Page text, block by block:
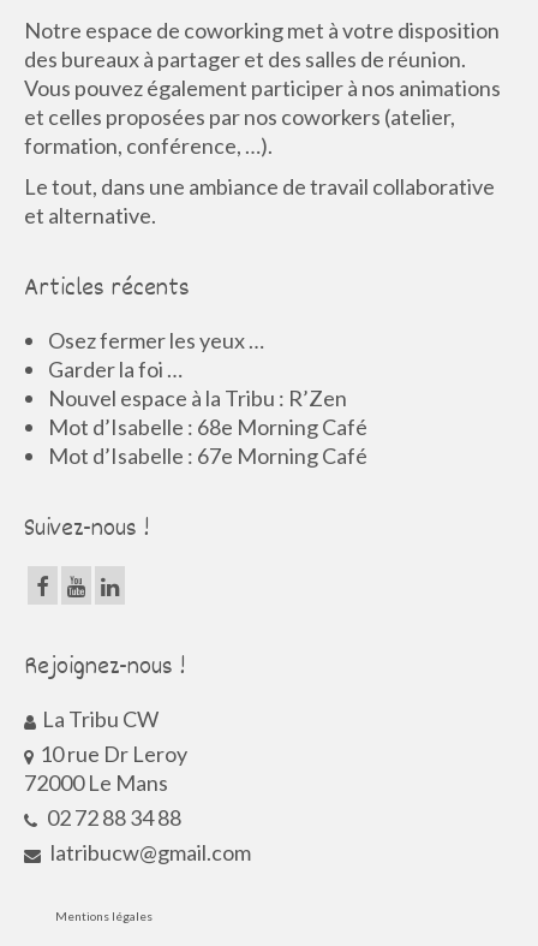
Notre espace de coworking met à votre disposition
des bureaux à partager et des salles de réunion.
Vous pouvez également participer à nos animations
et celles proposées par nos coworkers (atelier,
formation, conférence, …).
Le tout, dans une ambiance de travail collaborative
et alternative.
Articles récents
Osez fermer les yeux …
Garder la foi …
Nouvel espace à la Tribu : R’Zen
Mot d’Isabelle : 68e Morning Café
Mot d’Isabelle : 67e Morning Café
Suivez-nous !
Rejoignez-nous !
La Tribu CW
10 rue Dr Leroy
72000 Le Mans
02 72 88 34 88
latribucw@gmail.com
Mentions légales